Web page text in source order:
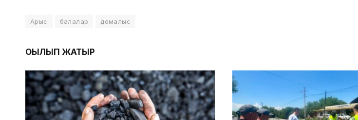
Арыс балалар демалыс
ОҚЫЛЫП ЖАТЫР